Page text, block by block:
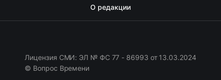
О редакции
Лицензия СМИ: ЭЛ № ФС 77 - 86993 от 13.03.2024
© Вопрос Времени